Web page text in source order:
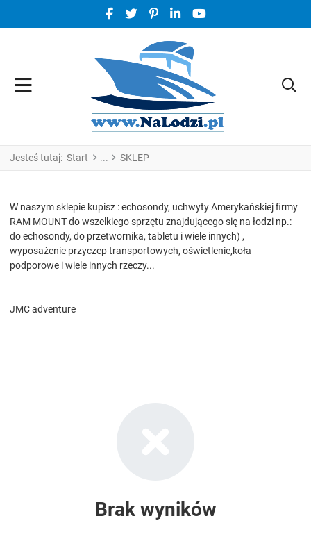
FACEBOOK SOCIAL LINK
TWITTER SOCIAL LINK
PINTEREST SOCIAL LINK
LINKEDIN SOCIAL LINK
YOUTUBE SOCIAL LINK
Jesteś tutaj: Start SKLEP
W naszym sklepie kupisz : echosondy, uchwyty Amerykańskiej firmy
RAM MOUNT do wszelkiego sprzętu znajdującego się na łodzi np.:
do echosondy, do przetwornika, tabletu i wiele innych) ,
wyposażenie przyczep transportowych, oświetlenie,koła
podporowe i wiele innych rzeczy...
JMC adventure
Brak wyników